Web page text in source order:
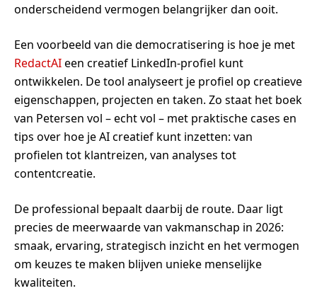
onderscheidend vermogen belangrijker dan ooit.
Een voorbeeld van die democratisering is hoe je met
RedactAIeen creatief LinkedIn-profiel kunt
ontwikkelen. De tool analyseert je profiel op creatieve
eigenschappen, projecten en taken. Zo staat het boek
van Petersen vol – echt vol – met praktische cases en
tips over hoe je AI creatief kunt inzetten: van
profielen tot klantreizen, van analyses tot
contentcreatie.
De professional bepaalt daarbij de route. Daar ligt
precies de meerwaarde van vakmanschap in 2026:
smaak, ervaring, strategisch inzicht en het vermogen
om keuzes te maken blijven unieke menselijke
kwaliteiten.